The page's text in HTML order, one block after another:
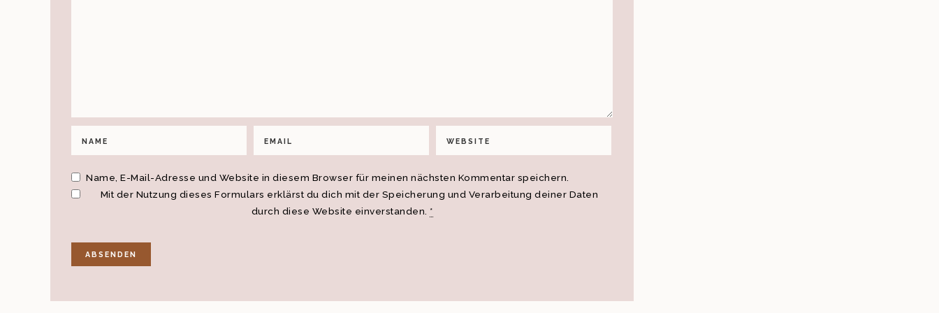
Name, E-Mail-Adresse und Website in diesem Browser für meinen nächsten Kommentar speichern.
Mit der Nutzung dieses Formulars erklärst du dich mit der Speicherung und Verarbeitung deiner Daten
durch diese Website einverstanden. *